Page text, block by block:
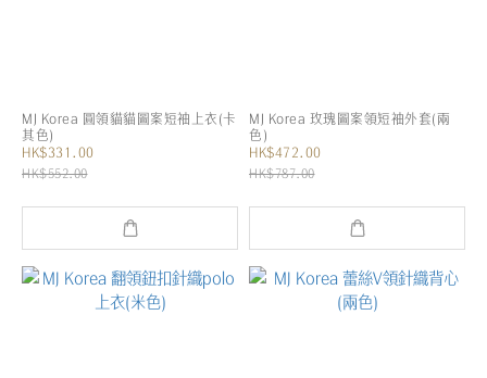
MJ Korea 圓領貓貓圖案短袖上衣(卡
其色)
HK$331.00
HK$552.00
MJ Korea 玫瑰圖案領短袖外套(兩
色)
HK$472.00
HK$787.00